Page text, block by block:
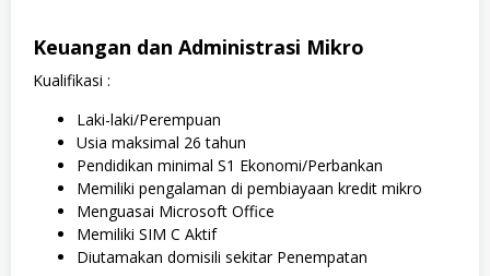
Keuangan dan Administrasi Mikro
Kualifikasi :
Laki-laki/Perempuan
Usia maksimal 26 tahun
Pendidikan minimal S1 Ekonomi/Perbankan
Memiliki pengalaman di pembiayaan kredit mikro
Menguasai Microsoft Office
Memiliki SIM C Aktif
Diutamakan domisili sekitar Penempatan